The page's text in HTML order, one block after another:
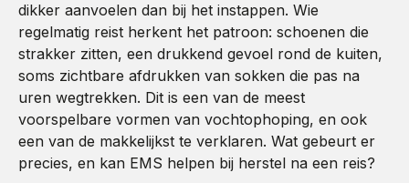
dikker aanvoelen dan bij het instappen. Wie
regelmatig reist herkent het patroon: schoenen die
strakker zitten, een drukkend gevoel rond de kuiten,
soms zichtbare afdrukken van sokken die pas na
uren wegtrekken. Dit is een van de meest
voorspelbare vormen van vochtophoping, en ook
een van de makkelijkst te verklaren. Wat gebeurt er
precies, en kan EMS helpen bij herstel na een reis?